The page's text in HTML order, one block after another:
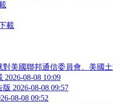
載
美國聯邦通信委員會、美國
2026-08-08 10:09
版 2026-08-08 09:57
08-08 09:52